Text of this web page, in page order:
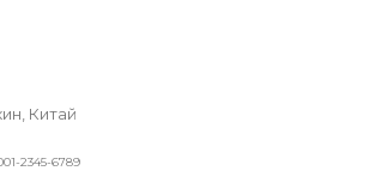
Китай
2345-6789